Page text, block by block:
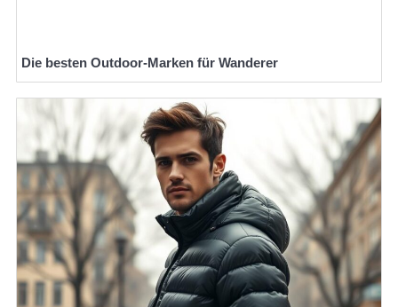
Die besten Outdoor-Marken für Wanderer